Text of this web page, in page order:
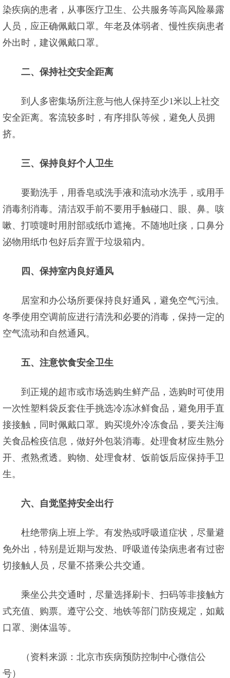
染疾病的患者，从事医疗卫生、公共服务等高风险暴露
人员，应正确佩戴口罩。年老及体弱者、慢性疾病患者
外出时，建议佩戴口罩。
二、保持社交安全距离
到人多密集场所注意与他人保持至少1米以上社交
安全距离。客流较多时，有序排队等候，避免人员拥
挤。
三、保持良好个人卫生
要勤洗手，用香皂或洗手液和流动水洗手，或用手
消毒剂消毒。清洁双手前不要用手触碰口、眼、鼻。咳
嗽、打喷嚏时用肘部或纸巾遮掩。不随地吐痰，口鼻分
泌物用纸巾包好后弃置于垃圾箱内。
四、保持室内良好通风
居室和办公场所要保持良好通风，避免空气污浊。
冬季使用空调前应进行清洗和必要的消毒，保持一定的
空气流动和自然通风。
五、注意饮食安全卫生
到正规的超市或市场选购生鲜产品，选购时可使用
一次性塑料袋反套住手挑选冷冻冰鲜食品，避免用手直
接接触，同时佩戴口罩。购买境外冷冻食品，要关注海
关食品检疫信息，做好外包装消毒。处理食材应生熟分
开、煮熟煮透。购物、处理食材、饭前饭后应保持手卫
生。
六、自觉坚持安全出行
杜绝带病上班上学。有发热或呼吸道症状，尽量避
免外出，特别是近期与发热、呼吸道传染病患者有过密
切接触人员，尽量不搭乘公共交通。
乘坐公共交通时，尽量选择刷卡、扫码等非接触方
式充值、购票。遵守公交、地铁等部门防疫规定，如戴
口罩、测体温等。
（资料来源：北京市疾病预防控制中心微信公
号）